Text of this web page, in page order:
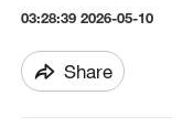
03:28:39 2026-05-10
Share